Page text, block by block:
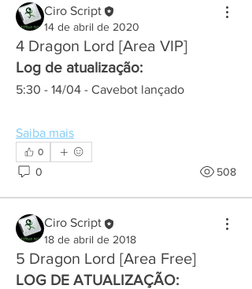
Ciro Script
14 de abril de 2020
4 Dragon Lord [Area VIP]
Log de atualização:
5:30 - 14/04 - Cavebot lançado
Saiba mais
0
0 508
Ciro Script
18 de abril de 2018
5 Dragon Lord [Area Free]
LOG DE ATUALIZAÇÃO:
Informações
Scripts desenvolvidos para o OT Sever
Brutalwars.net antigo...